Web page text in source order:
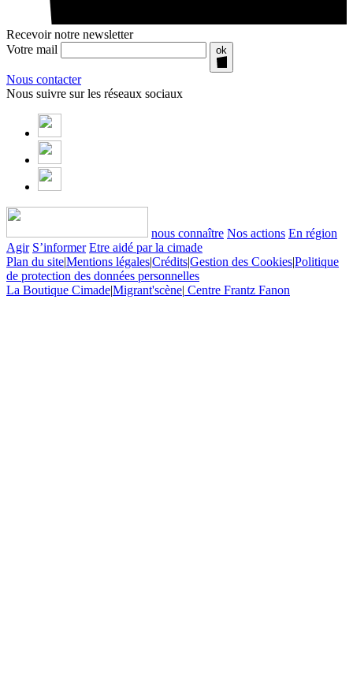
Recevoir notre newsletter
Votre mail
ok
Nous contacter
Nous suivre sur les réseaux sociaux
nous connaître Nos actions En région
Agir S’informer Etre aidé par la cimade
Plan du site|Mentions légales|Crédits|Gestion des Cookies|Politique
de protection des données personnelles
La Boutique Cimade|Migrant'scène| Centre Frantz Fanon